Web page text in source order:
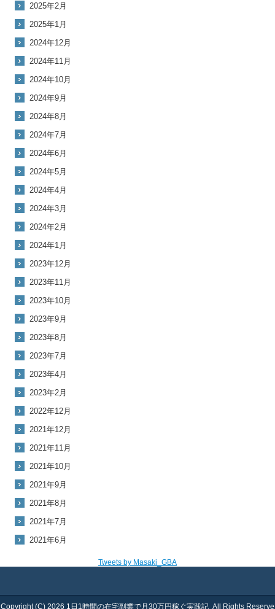
2025年2月
2025年1月
2024年12月
2024年11月
2024年10月
2024年9月
2024年8月
2024年7月
2024年6月
2024年5月
2024年4月
2024年3月
2024年2月
2024年1月
2023年12月
2023年11月
2023年10月
2023年9月
2023年8月
2023年7月
2023年4月
2023年2月
2022年12月
2021年12月
2021年11月
2021年10月
2021年9月
2021年8月
2021年7月
2021年6月
Tweets by Masaki_GBA
Copyright (C) 2026 1日1時間の在宅副業で月30万円稼ぐ実践記 All Rights Reserve